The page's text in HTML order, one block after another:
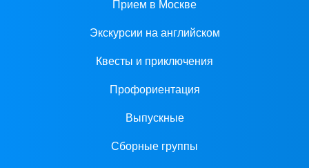
Прием в Москве
Экскурсии на английском
Квесты и приключения
Профориентация
Выпускные
Сборные группы